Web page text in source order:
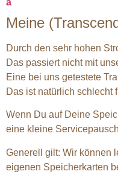
Meine
Durch den sehr hohen
Das passiert nicht mit
Eine bei uns getestete
Das ist natürlich schlecht
Wenn Du auf Deine
eine kleine
Generell gilt: Wir können
eigenen Speicherkarten